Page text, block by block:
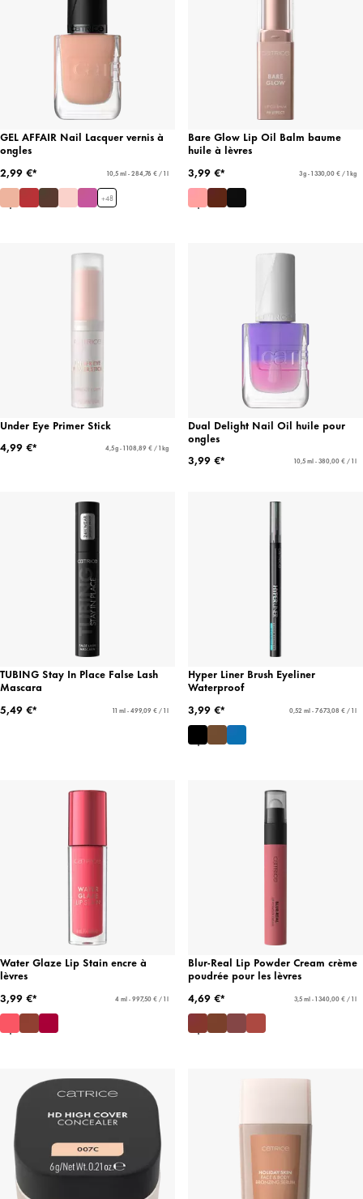
GEL AFFAIR Nail Lacquer vernis à
ongles
2,99 €*
10,5 ml - 284,76 € / 1 l
+48
Bare Glow Lip Oil Balm baume
huile à lèvres
3,99 €*
3 g - 1 330,00 € / 1 kg
Under Eye Primer Stick
4,99 €*
4,5 g - 1 108,89 € / 1 kg
Dual Delight Nail Oil huile pour
ongles
3,99 €*
10,5 ml - 380,00 € / 1 l
TUBING Stay In Place False Lash
Mascara
5,49 €*
11 ml - 499,09 € / 1 l
Hyper Liner Brush Eyeliner
Waterproof
3,99 €*
0,52 ml - 7 673,08 € / 1 l
Water Glaze Lip Stain encre à
lèvres
3,99 €*
4 ml - 997,50 € / 1 l
Blur-Real Lip Powder Cream crème
poudrée pour les lèvres
4,69 €*
3,5 ml - 1 340,00 € / 1 l